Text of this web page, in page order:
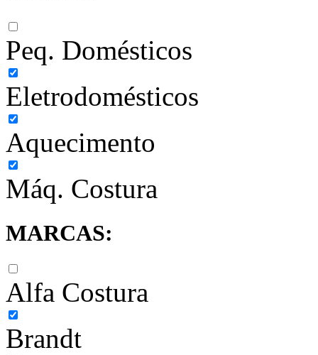
Peq. Domésticos
Eletrodomésticos
Aquecimento
Máq. Costura
MARCAS:
Alfa Costura
Brandt